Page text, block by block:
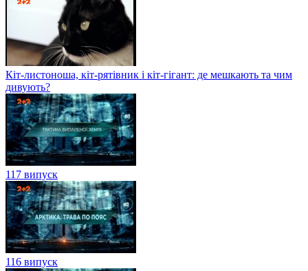
Кіт-листоноша, кіт-рятівник і кіт-гігант: де мешкають та чим
дивують?
117 випуск
116 випуск